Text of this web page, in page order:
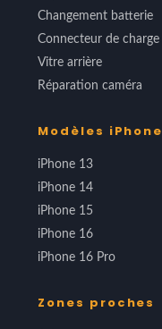
Changement batterie
Connecteur de charge
Vitre arrière
Réparation caméra
Modèles iPhone
iPhone 13
iPhone 14
iPhone 15
iPhone 16
iPhone 16 Pro
Zones proches